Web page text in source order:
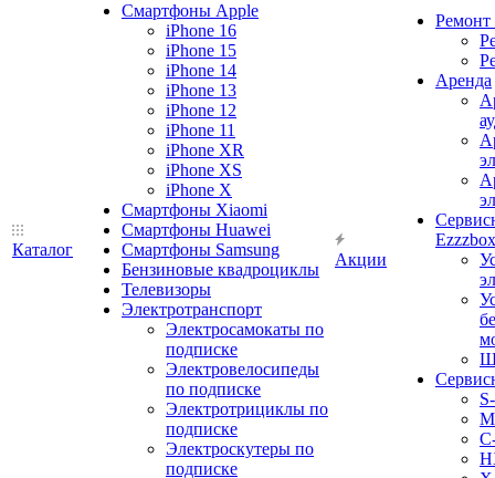
Каталог
Смартфоны Apple
iPhone 16
iPhone 15
iPhone 14
iPhone 13
iPhone 12
iPhone 11
iPhone XR
iPhone XS
iPhone X
Смартфоны Xiaomi
Смартфоны Huawei
Смартфоны Samsung
Бензиновые квадроциклы
Телевизоры
Электротранспорт
Электросамокаты по
подписке
Электровелосипеды
по подписке
Электротрициклы по
подписке
Электроскутеры по
подписке
Акции
Ремонт
Аренда
Ezzzbox